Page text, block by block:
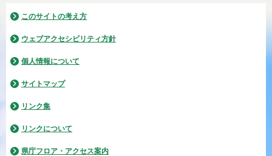
このサイトの考え方
ウェブアクセシビリティ方針
個人情報について
サイトマップ
リンク集
リンクについて
県庁フロア・アクセス案内